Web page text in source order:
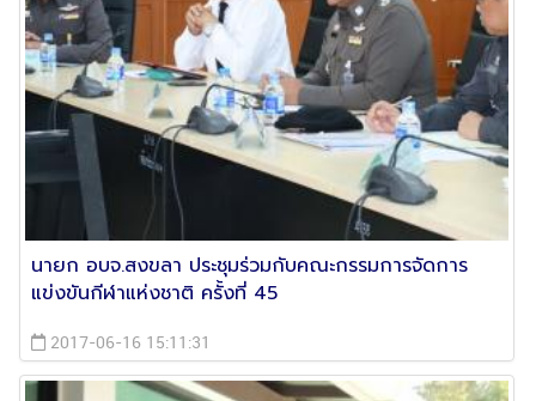
นายก อบจ.สงขลา ประชุมร่วมกับคณะกรรมการจัดการ
แข่งขันกีฬาแห่งชาติ ครั้งที่ 45
2017-06-16 15:11:31